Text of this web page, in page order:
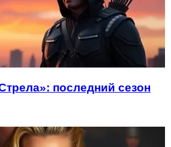
последний сезон